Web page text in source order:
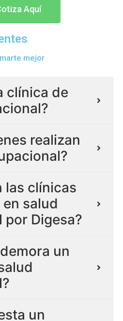
Aquí
mejor
clínica de
realizan
las clínicas
salud
Digesa?
un
un